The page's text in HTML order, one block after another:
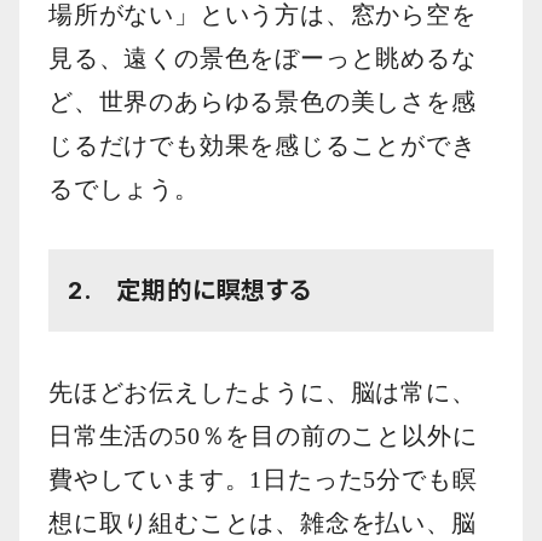
場所がない」という方は、窓から空を
見る、遠くの景色をぼーっと眺めるな
ど、世界のあらゆる景色の美しさを感
じるだけでも効果を感じることができ
るでしょう。
2. 定期的に瞑想する
先ほどお伝えしたように、脳は常に、
日常生活の50％を目の前のこと以外に
費やしています。1日たった5分でも瞑
想に取り組むことは、雑念を払い、脳